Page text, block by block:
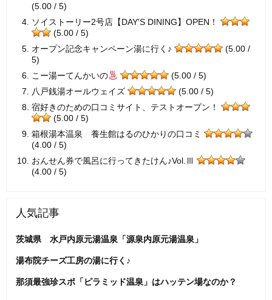
(5.00 / 5)
ソイストーリー2号店【DAY'S DINING】OPEN！
(5.00 / 5)
オープン記念キャンペーン湯に行く♪
(5.00 /
5)
こー湯ーてんかいの
(5.00 / 5)
八戸銭湯オールウェイズ
(5.00 / 5)
宿好きのための口コミサイト、テストオープン！
(5.00 / 5)
箱根湯本温泉 養生館はるのひかりの口コミ
(4.00 / 5)
おんせん券で風呂に行ってきたけん♪Vol.Ⅲ
(4.00 / 5)
人気記事
茨城県 水戸内原元湯温泉「源泉内原元湯温泉」
湯布院チーズ工房の湯に行く♪
那須最強珍スポ「ピラミッド温泉」はハッテン場なのか？